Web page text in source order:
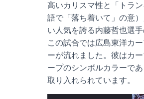
高いカリスマ性と「トラ
語で「落ち着いて」の意
い人気を誇る内藤哲也選手
この試合では広島東洋カ
ーが流れました。彼はカ
ープのシンボルカラーで
取り入れられています。